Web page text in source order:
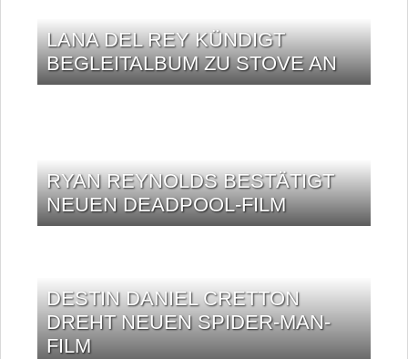
LANA DEL REY KÜNDIGT
BEGLEITALBUM ZU STOVE AN
RYAN REYNOLDS BESTÄTIGT
NEUEN DEADPOOL-FILM
DESTIN DANIEL CRETTON
DREHT NEUEN SPIDER-MAN-
FILM